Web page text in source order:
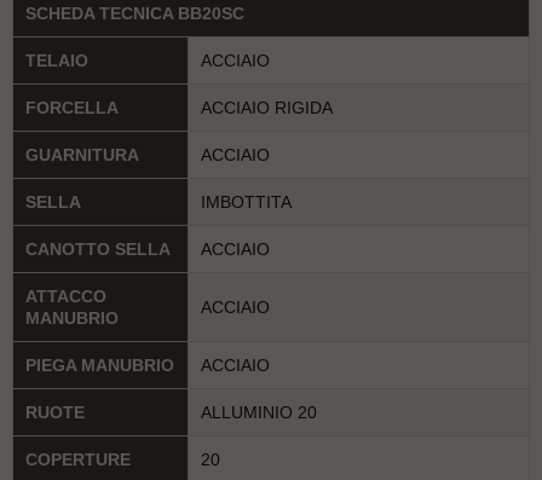
SCHEDA TECNICA BB20SC
TELAIO ACCIAIO
FORCELLA ACCIAIO RIGIDA
GUARNITURA ACCIAIO
SELLA IMBOTTITA
CANOTTO SELLA ACCIAIO
ATTACCO
MANUBRIO
ACCIAIO
PIEGA MANUBRIO ACCIAIO
RUOTE ALLUMINIO 20
COPERTURE 20